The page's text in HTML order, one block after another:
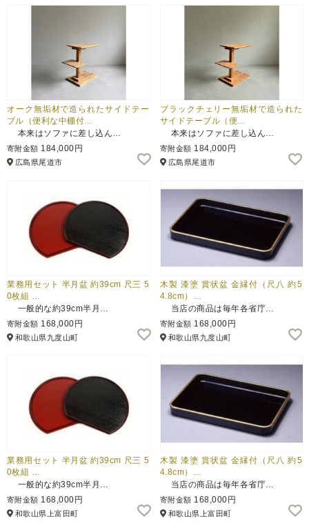
オーク無垢材で造られたサイドテー
ブル（便利な中棚付…
本来はソファに差し込ん…
寄附金額 184,000円
広島県尾道市
ブラックチェリー無垢材で造られた
サイドテーブル（便…
本来はソファに差し込ん…
寄附金額 184,000円
広島県尾道市
業務用セット 半月盆 約39cm 尺三 5
0枚組 …
一般的な約39cm半月…
寄附金額 168,000円
和歌山県九度山町
木製 漆塗 賞状盆 金縁付（尺八 約5
4.8cm）…
当店の商品は毎年各省庁…
寄附金額 168,000円
和歌山県九度山町
業務用セット 半月盆 約39cm 尺三 5
0枚組 …
一般的な約39cm半月…
寄附金額 168,000円
和歌山県上富田町
木製 漆塗 賞状盆 金縁付（尺八 約5
4.8cm）…
当店の商品は毎年各省庁…
寄附金額 168,000円
和歌山県上富田町